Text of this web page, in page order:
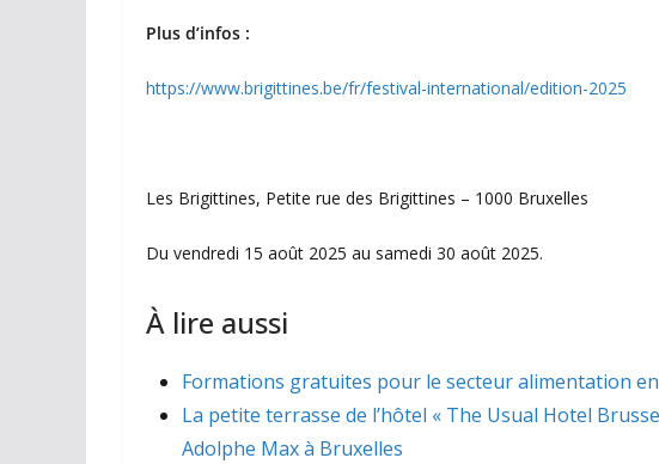
Plus d’infos :
https://www.brigittines.be/fr/festival-international/edition-2025
Les Brigittines, Petite rue des Brigittines – 1000 Bruxelles
Du vendredi 15 août 2025 au samedi 30 août 2025.
À lire aussi
Formations gratuites pour le secteur alimentation
La petite terrasse de l’hôtel « The Usual Hotel
Adolphe Max à Bruxelles